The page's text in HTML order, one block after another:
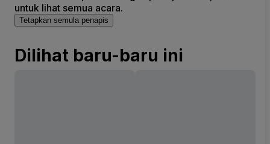
untuk lihat semua acara.
Tetapkan semula penapis
Dilihat baru-baru ini